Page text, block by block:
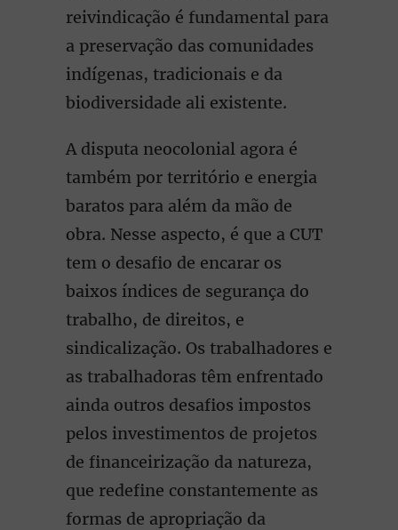
reivindicação é fundamental para
a preservação das comunidades
indígenas, tradicionais e da
biodiversidade ali existente.
A disputa neocolonial agora é
também por território e energia
baratos para além da mão de
obra. Nesse aspecto, é que a CUT
tem o desafio de encarar os
baixos índices de segurança do
trabalho, de direitos, e
sindicalização. Os trabalhadores e
as trabalhadoras têm enfrentado
ainda outros desafios impostos
pelos investimentos de projetos
de financeirização da natureza,
que redefine constantemente as
formas de apropriação da